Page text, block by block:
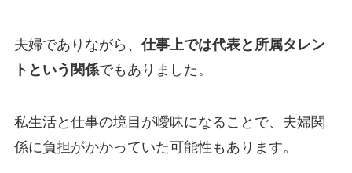
夫婦でありながら、 仕事上では代表と所属タレン
トという関係でもありました。
私生活と仕事の境目が曖昧になることで、夫婦関
係に負担がかかっていた可能性もあります。